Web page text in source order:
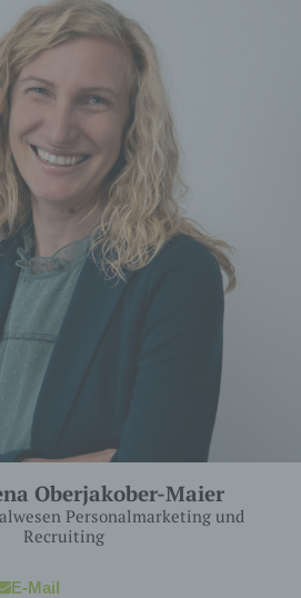
Oberjakober-Maier
Personalmarketing und
Recruiting
E-Mail